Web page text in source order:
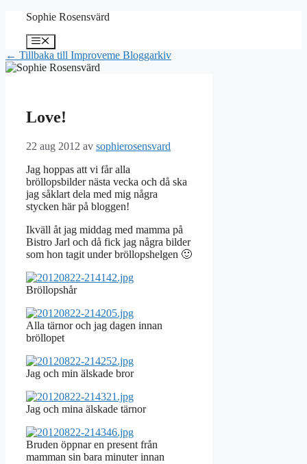
Hoppa
innehåll
Sophie Rosensvärd
Meny
← Tillbaka till Improveme Bloggarkiv
Love!
22 aug 2012 av sophierosensvard
Jag hoppas att vi får alla
bröllopsbilder nästa vecka och då ska
jag såklart dela med mig några
stycken här på bloggen!
Ikväll åt jag middag med mamma på
Bistro Jarl och då fick jag några bilder
som hon tagit under bröllopshelgen 🙂
Bröllopshår
Alla tärnor och jag dagen innan
bröllopet
Jag och min älskade bror
Jag och mina älskade tärnor
Bruden öppnar en present från
mamman sin bara minuter innan